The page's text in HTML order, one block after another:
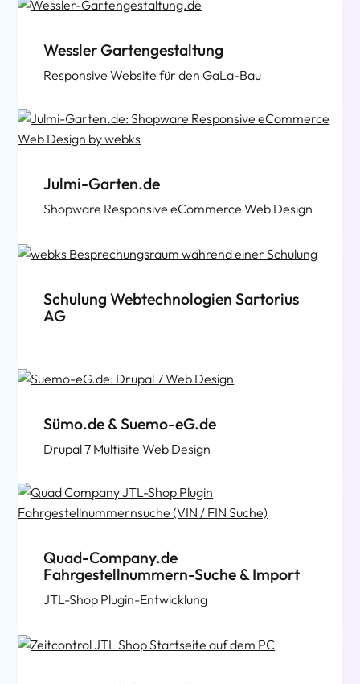
Wessler Gartengestaltung
Responsive Website für den GaLa-Bau
Julmi-Garten.de
Shopware Responsive eCommerce Web Design
Schulung Webtechnologien Sartorius
AG
Sümo.de & Suemo-eG.de
Drupal 7 Multisite Web Design
Quad-Company.de
Fahrgestellnummern-Suche & Import
JTL-Shop Plugin-Entwicklung